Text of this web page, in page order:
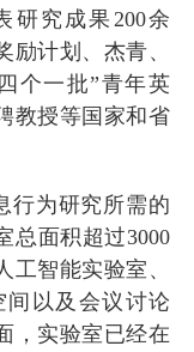
研究成果 200余
励计划、杰青、
个一批”青年英
教授等国家和省
行为研究所需的
总面积超过3000
智能实验室、
以及会议讨论
，实验室已经在